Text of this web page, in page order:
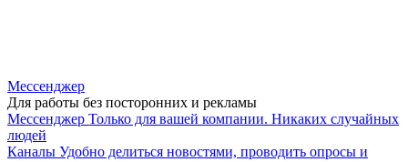
Мессенджер
Для работы без посторонних и рекламы
Мессенджер Только для вашей компании. Никаких случайных
людей
Каналы Удобно делиться новостями, проводить опросы и